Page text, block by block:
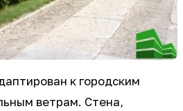
к городским
ветрам. Стена,